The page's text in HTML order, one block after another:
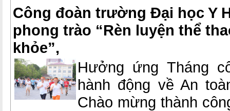
Công đoàn trường Đại học Y
phong trào “Rèn luyện thể
khỏe”,
Hưởng ứng Tháng
hành động về An
Chào mừng thành